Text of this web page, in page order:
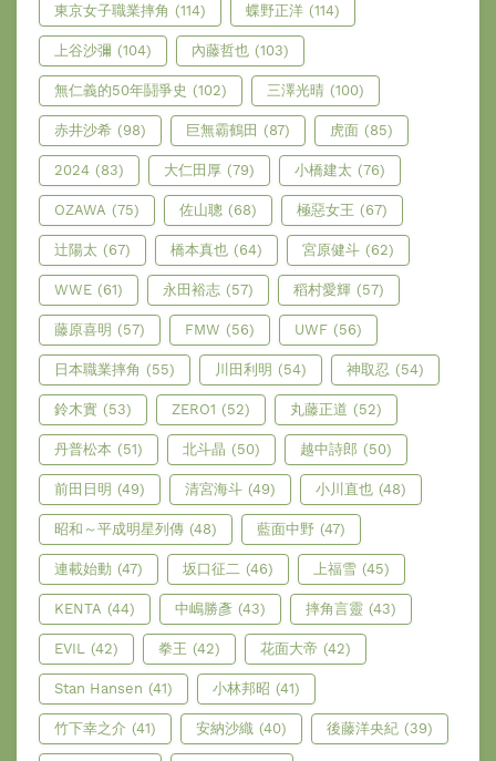
東京女子職業摔角 (114) 蝶野正洋 (114)
上谷沙彌 (104) 內藤哲也 (103)
無仁義的50年鬪爭史 (102) 三澤光晴 (100)
赤井沙希 (98) 巨無霸鶴田 (87) 虎面 (85)
2024 (83) 大仁田厚 (79) 小橋建太 (76)
OZAWA (75) 佐山聰 (68) 極惡女王 (67)
辻陽太 (67) 橋本真也 (64) 宮原健斗 (62)
WWE (61) 永田裕志 (57) 稻村愛輝 (57)
藤原喜明 (57) FMW (56) UWF (56)
日本職業摔角 (55) 川田利明 (54) 神取忍 (54)
鈴木實 (53) ZERO1 (52) 丸藤正道 (52)
丹普松本 (51) 北斗晶 (50) 越中詩郎 (50)
前田日明 (49) 清宮海斗 (49) 小川直也 (48)
昭和～平成明星列傳 (48) 藍面中野 (47)
連載始動 (47) 坂口征二 (46) 上福雪 (45)
KENTA (44) 中嶋勝彥 (43) 摔角言靈 (43)
EVIL (42) 拳王 (42) 花面大帝 (42)
Stan Hansen (41) 小林邦昭 (41)
竹下幸之介 (41) 安納沙織 (40) 後藤洋央紀 (39)